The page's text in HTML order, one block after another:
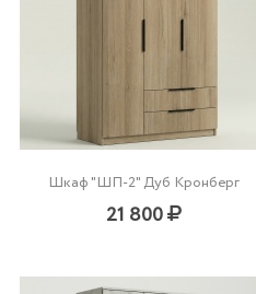
Шкаф "ШП-2" Дуб Кронберг
21 800